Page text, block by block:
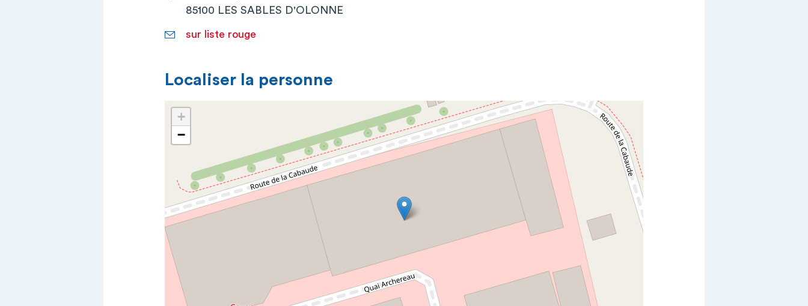
85100 LES SABLES D'OLONNE
sur liste rouge
Localiser la personne
+
−